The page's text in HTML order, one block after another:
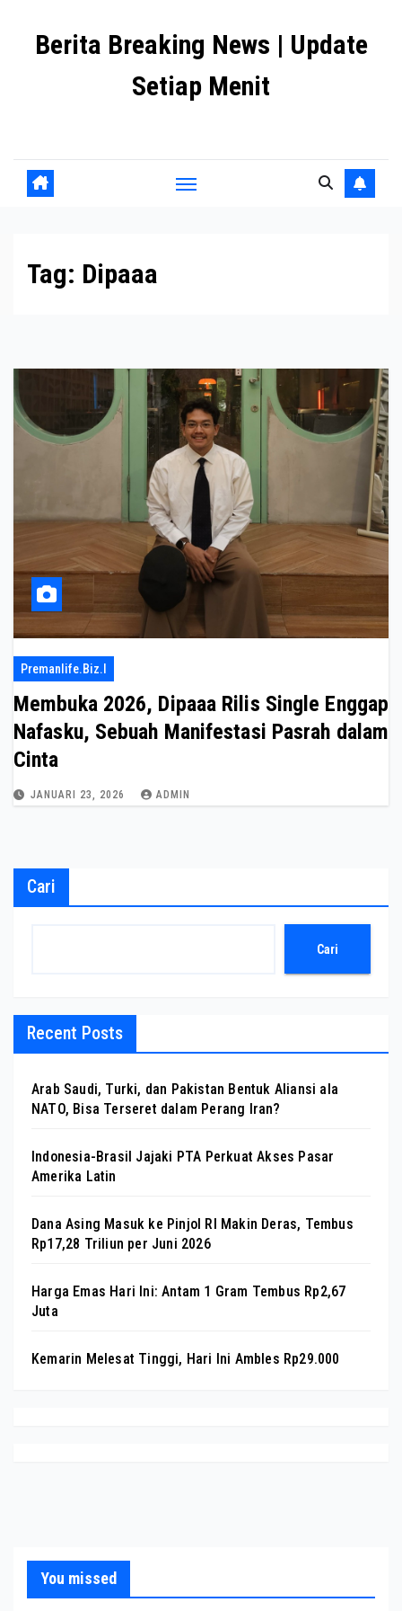
Berita Breaking News | Update
Setiap Menit
Tag: Dipaaa
Premanlife.biz.i
Membuka 2026, Dipaaa Rilis Single Enggap
Nafasku, Sebuah Manifestasi Pasrah dalam
Cinta
JANUARI 23, 2026 ADMIN
Cari
Cari
Recent Posts
Arab Saudi, Turki, dan Pakistan Bentuk Aliansi ala
NATO, Bisa Terseret dalam Perang Iran?
Indonesia-Brasil Jajaki PTA Perkuat Akses Pasar
Amerika Latin
Dana Asing Masuk ke Pinjol RI Makin Deras, Tembus
Rp17,28 Triliun per Juni 2026
Harga Emas Hari Ini: Antam 1 Gram Tembus Rp2,67
Juta
Kemarin Melesat Tinggi, Hari Ini Ambles Rp29.000
You missed